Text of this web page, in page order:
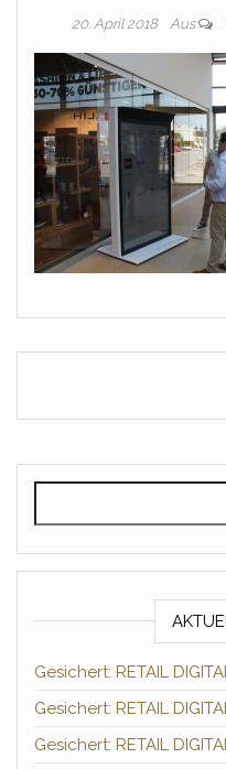
20. April 2018 Aus
Gesichert: RETAIL
Gesichert: RETAIL
Gesichert: RETAIL